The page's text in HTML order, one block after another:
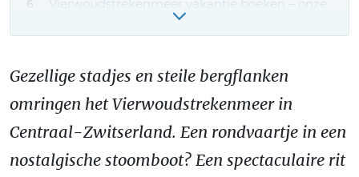
Vierwoudstrekenmeer vakantie boeken – onze
Gezellige stadjes en steile bergflanken
omringen het Vierwoudstrekenmeer in
Centraal-Zwitserland. Een rondvaartje in een
nostalgische stoomboot? Een spectaculaire rit